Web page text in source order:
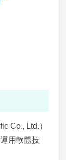
Co., Ltd.）
用軟體技